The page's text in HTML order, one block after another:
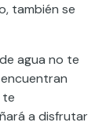
también se
agua no te
te
a disfrutar